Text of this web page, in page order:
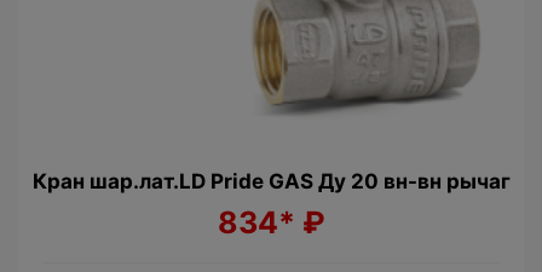
Кран шар.лат.LD Pride GAS Ду 20 вн-вн рычаг
834* ₽